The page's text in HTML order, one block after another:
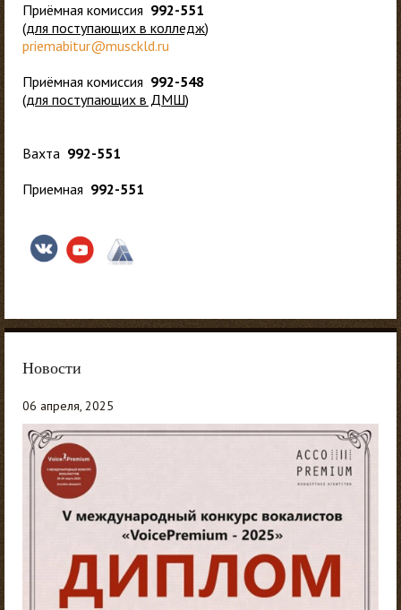
Приёмная комиссия 992-551
(для поступающих в колледж)
priemabitur@musckld.ru
Приёмная комиссия 992-548
(для поступающих в ДМШ)
Вахта 992-551
Приемная 992-551
Новости
06 апреля, 2025